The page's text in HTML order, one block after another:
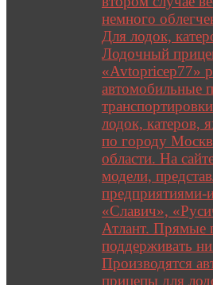
немного
Для лодок,
Лодочный
«Avtopricep77»
автомобильные
лодок, катеров,
по городу
области. На
модели,
предприятиями-
«Славич»,
Атлант. Прямые
поддерживать
Производятся
прицепы для